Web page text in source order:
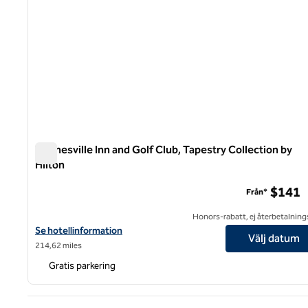
Waynesville Inn and Golf Club, Tapestry Collection by
Hilton
Visa hotelluppgifter för Waynesville Inn and Golf Club, Tapestry
Se hotellinformation
214,62 miles
Från* $141
Honors-rabatt, ej
Välj datum
Gratis parkering